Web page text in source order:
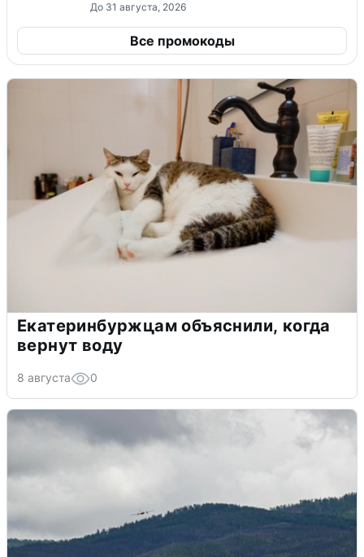
До 31 августа, 2026
Все промокоды
Екатеринбуржцам объяснили, когда
вернут воду
8 августа 0